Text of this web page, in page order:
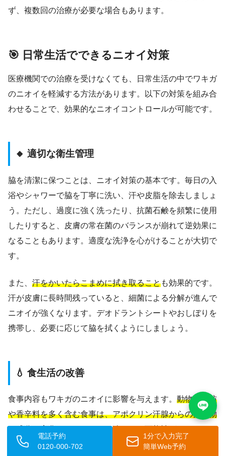
ず、複数回の治療が必要な場合もあります。
🎯 日常生活でできるニオイ対策
医療機関での治療を受けなくても、日常生活の中でワキガ
のニオイを軽減する方法があります。以下の対策を組み合
わせることで、効果的なニオイコントロールが可能です。
🔸 適切な衛生管理
脇を清潔に保つことは、ニオイ対策の基本です。毎日の入
浴やシャワーで脇を丁寧に洗い、汗や皮脂を除去しましょ
う。ただし、過度に強く洗ったり、抗菌石鹸を頻繁に使用
したりすると、皮膚の常在菌のバランスが崩れて逆効果に
なることもあります。適度な洗浄を心がけることが大切で
す。
また、 汗をかいたらこまめに拭き取ることも効果的です。
汗が皮膚に長時間残っていると、細菌による分解が進んで
ニオイが強くなります。デオドラントシートやおしぼりを
携帯し、必要に応じて脇を拭くようにしましょう。
💧 食生活の改善
食事内容もワキガのニオイに影響を与えます。 動物性脂肪
や香辛料を多く含む食事は、アポクリン汗腺からの分泌物
の成分を変化させ、ニオイを強くする
野菜や果物を多く摂取し、バランスの良い食事を心がける
電話予約
0120-000-702
1分で入力完了
簡単Web予約